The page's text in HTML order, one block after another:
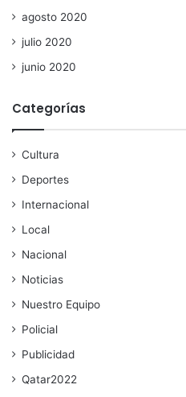
agosto 2020
julio 2020
junio 2020
Categorías
Cultura
Deportes
Internacional
Local
Nacional
Noticias
Nuestro Equipo
Policial
Publicidad
Qatar2022